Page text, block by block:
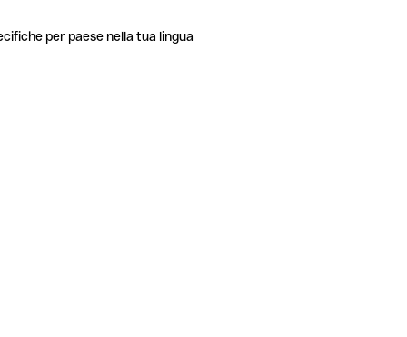
per paese nella tua lingua